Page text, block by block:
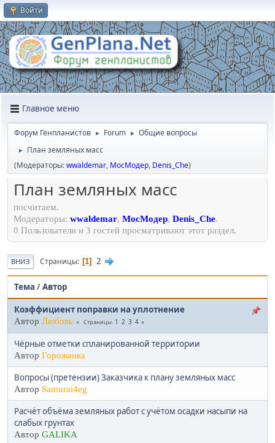
Войти
Главное меню
Форум Генпланистов ► Forum ► Общие вопросы
►
План земляных масс
(Модераторы:wwaldemar, МосМодер, Denis_Che)
План земляных масс
посчитаем.
Модераторы: wwaldemar, МосМодер, Denis_Che.
0 Пользователи и 3 гостей просматривают этот раздел.
ВНИЗ Страницы 1 2
Тема /Автор
Коэффициент поправки на уплотнение
Автор Любовь Страницы 1 2 3 4
Чёрные отметки спланированной территории
Автор Горожанка
Вопросы (претензии) Заказчика к плану земляных масс
Автор Samurai4eg
Расчёт объёма земляных работ с учётом осадки насыпи на
слабых грунтах
Автор GALIKA